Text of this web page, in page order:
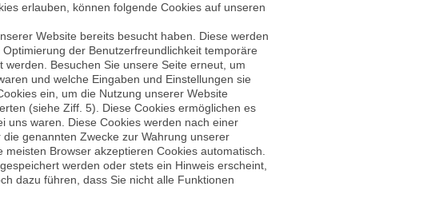
erlauben, können folgende Cookies auf unseren
Website bereits besucht haben. Diese werden
der Benutzerfreundlichkeit temporäre
Besuchen Sie unsere Seite erneut, um
und welche Eingaben und Einstellungen sie
ein, um die Nutzung unserer Website
(siehe Ziff. 5). Diese Cookies ermöglichen es
uns waren. Diese Cookies werden nach einer
genannten Zwecke zur Wahrung unserer
Browser akzeptieren Cookies automatisch.
werden oder stets ein Hinweis erscheint,
dazu führen, dass Sie nicht alle Funktionen